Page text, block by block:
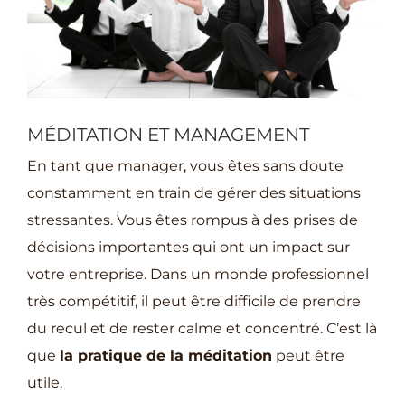
projets
MÉDITATION ET MANAGEMENT
En tant que manager, vous êtes sans doute
constamment en train de gérer des situations
stressantes. Vous êtes rompus à des prises de
décisions importantes qui ont un impact sur
votre entreprise. Dans un monde professionnel
très compétitif, il peut être difficile de prendre
du recul et de rester calme et concentré. C’est là
que la pratique de la méditation peut être
utile.